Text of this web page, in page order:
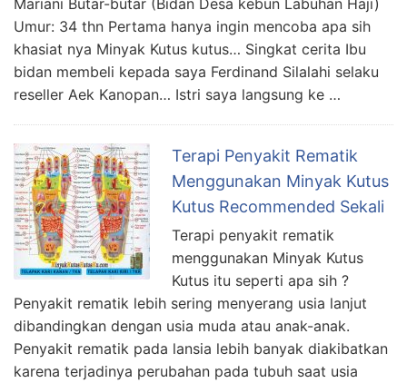
Umur: 34 thn Pertama hanya ingin mencoba apa sih
khasiat nya Minyak Kutus kutus… Singkat cerita Ibu
bidan membeli kepada saya Ferdinand Silalahi selaku
reseller Aek Kanopan… Istri saya langsung ke …
Terapi Penyakit Rematik
Menggunakan Minyak Kutus
Kutus Recommended Sekali
Terapi penyakit rematik
menggunakan Minyak Kutus
Kutus itu seperti apa sih ?
Penyakit rematik lebih sering menyerang usia lanjut
dibandingkan dengan usia muda atau anak-anak.
Penyakit rematik pada lansia lebih banyak diakibatkan
karena terjadinya perubahan pada tubuh saat usia